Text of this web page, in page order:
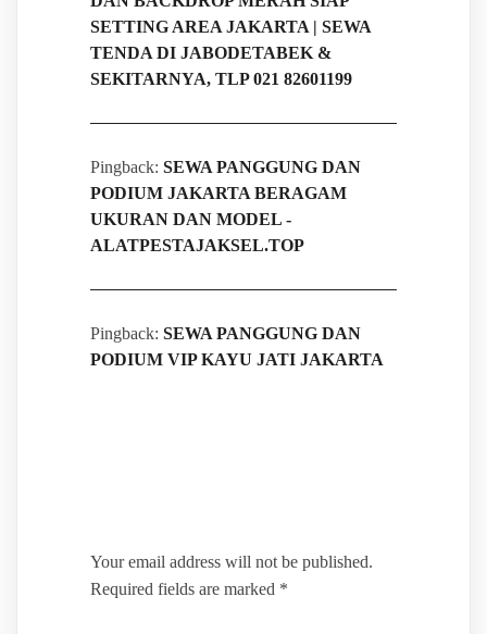
SETTING AREA JAKARTA | SEWA
TENDA DI JABODETABEK &
SEKITARNYA, TLP 021 82601199
Pingback: SEWA PANGGUNG DAN
PODIUM JAKARTA BERAGAM
UKURAN DAN MODEL -
ALATPESTAJAKSEL.TOP
Pingback: SEWA PANGGUNG DAN
PODIUM VIP KAYU JATI JAKARTA
Your email address will not be published.
Required fields are marked *